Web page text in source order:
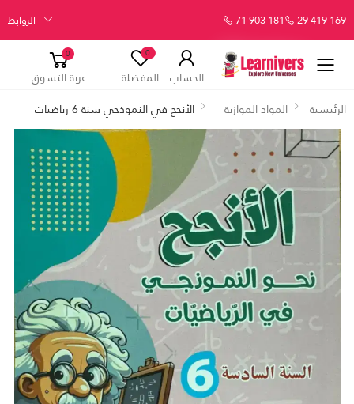
29 419 169
71 903 181 الروابط
الحساب
0
المفضلة
0
عربة التسوق
الرئيسية
المواد الموازية الأنجح في النموذجي سنة 6 رياضيات